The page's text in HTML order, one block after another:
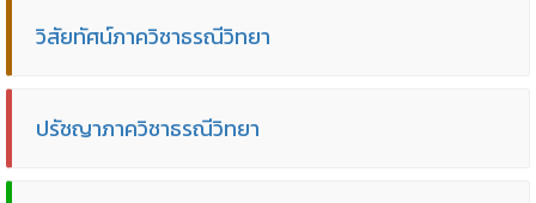
วิสัยทัศน์ภาควิชาธรณีวิทยา
ปรัชญาภาควิชาธรณีวิทยา